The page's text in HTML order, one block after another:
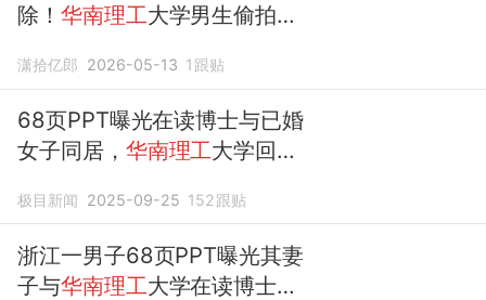
除！华南理工大学男生偷拍却
度，暗藏玄机
潇拾亿郎 2026-05-13 1 跟贴
68页PPT曝光在读博士与已婚
女子同居， 华南理工大学回
极目新闻 2025-09-25 152跟贴
浙江一男子68页PPT曝光其妻
子与华南理工大学在读博士同